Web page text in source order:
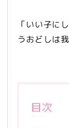
「いい子に
うおどしは
目次